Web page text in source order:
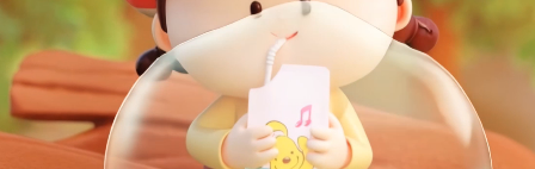
Community